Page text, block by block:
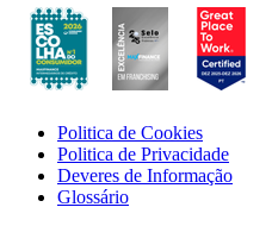
Politica de Cookies
Politica de Privacidade
Deveres de Informação
Glossário